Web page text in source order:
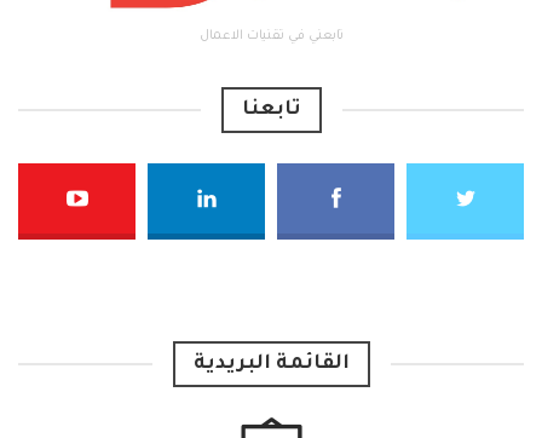
تابعني في تقنيات الاعمال
تابعنا
القائمة البريدية